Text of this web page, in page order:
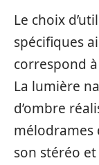
Le choix
spécifiques
correspond
La lumière
d’ombre
mélodrames
son stéréo